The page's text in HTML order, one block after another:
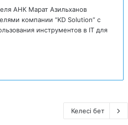
АНК Марат Азильханов
компании “KD Solution” с
инструментов в IT для
Келесі бет